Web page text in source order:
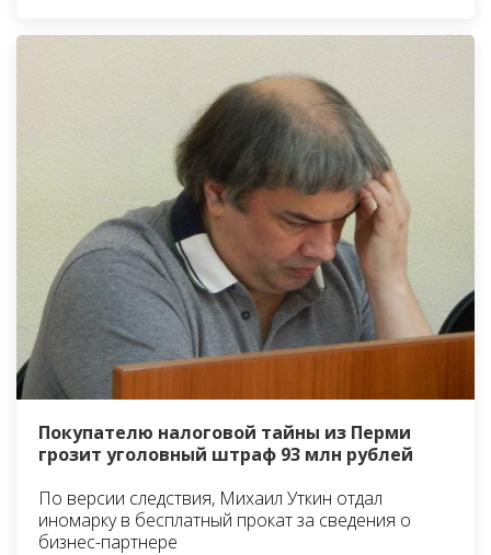
Покупателю налоговой тайны из Перми
грозит уголовный штраф 93 млн рублей
По версии следствия, Михаил Уткин отдал
иномарку в бесплатный прокат за сведения о
бизнес-партнере